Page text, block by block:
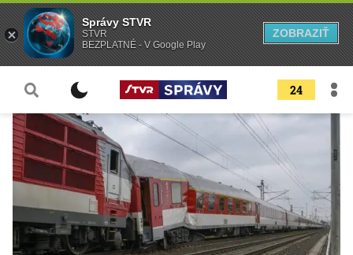
24
Správy STVR
STVR
BEZPLATNÉ - V Google Play
ZOBRAZIŤ